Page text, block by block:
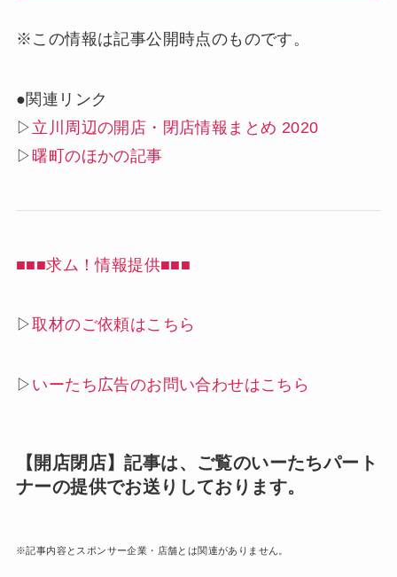
※この情報は記事公開時点のものです。
●関連リンク
▷ 立川周辺の開店・閉店情報まとめ 2020
▷ 曙町のほかの記事
■■■求ム！情報提供■■■
▷取材のご依頼はこちら
▷ いーたち広告のお問い合わせはこちら
【開店閉店】記事は、ご覧のいーたちパート
ナーの提供でお送りしております。
※記事内容とスポンサー企業・店舗とは関連がありません。